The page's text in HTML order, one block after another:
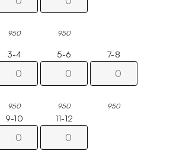
950 950
3-4
950
5-6
950
7-8
950
9-10 11-12